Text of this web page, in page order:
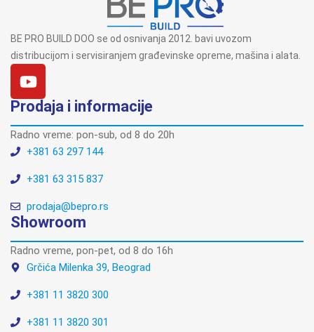
BE PRO BUILD DOO se od osnivanja 2012. bavi uvozom
distribucijom i servisiranjem građevinske opreme, mašina i alata.
Prodaja i informacije
Radno vreme: pon-sub, od 8 do 20h
+381 63 297 144
+381 63 315 837
prodaja@bepro.rs
Showroom
Radno vreme, pon-pet, od 8 do 16h
Grčića Milenka 39, Beograd
+381 11 3820 300
+381 11 3820 301